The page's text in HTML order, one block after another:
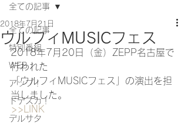
全ての記事
特別番組
WEB
アップ！
ドデスカ！
デルサタ
全ての記事
ウルフィMUSICフェス
2018年7月21日
2018年7月20日（金）ZEPP名古屋で
行われた
「ウルフィMUSICフェス」の演出を担
当しました。
>>LINK